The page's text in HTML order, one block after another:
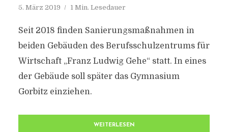
5. März 2019 1 Min. Lesedauer
Seit 2018 finden Sanierungsmaßnahmen in
beiden Gebäuden des Berufsschulzentrums für
Wirtschaft „Franz Ludwig Gehe“ statt. In eines
der Gebäude soll später das Gymnasium
Gorbitz einziehen.
WEITERLESEN